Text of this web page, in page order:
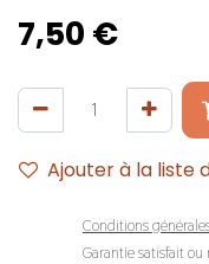
7,50 €
Ajouter à la liste
Conditions
Garantie satisfait